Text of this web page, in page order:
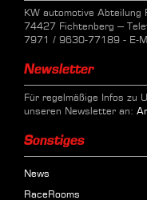
KW automotive Abteilung
74427 Fichtenberg –
7971 / 9630-77189 - E-
Newsletter
Für regelmäßige Infos zu
unseren Newsletter an:
Sonstiges
News
RaceRooms